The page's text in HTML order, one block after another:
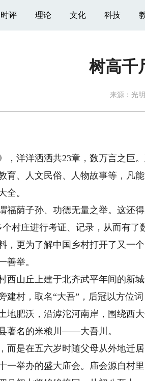
时评 理论 文化 科技
树高千
来源： 光
洋洋洒洒共23章，数万言之巨。
育、人文民俗、人物故事等，凡
全。
荫子孙、功德无量之举。这还得
村庄进行考证、记录，从而有
，更为了解中国乡村打开了又一
善举。
山丘上建于北齐武平年间的新城
建村，取名“大吾”，后冠以方位
地肥沃，沿滹沱河南岸，围绕西
著名的米粮川——大吾川。
是在五六岁时随父母从外地迁居
一举办的盛大庙会。庙会源自村